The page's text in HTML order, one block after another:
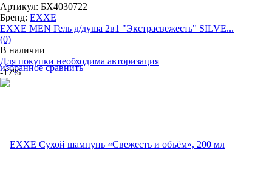
избранное сравнить
Артикул: БХ4030722
Бренд: EXXE
EXXE MEN Гель д/душа 2в1 "Экстрасвежесть" SILVE...
(0)
В наличии
Для покупки необходима авторизация
-17%